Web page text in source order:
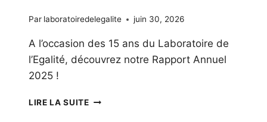
Par laboratoiredelegalite juin 30, 2026
A l’occasion des 15 ans du Laboratoire de
l’Egalité, découvrez notre Rapport Annuel
2025 !
LIRE LA SUITERAPPORT